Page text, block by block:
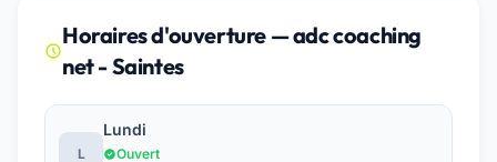
Horaires d'ouverture — adc coaching
net - Saintes
L
Lundi
Ouvert